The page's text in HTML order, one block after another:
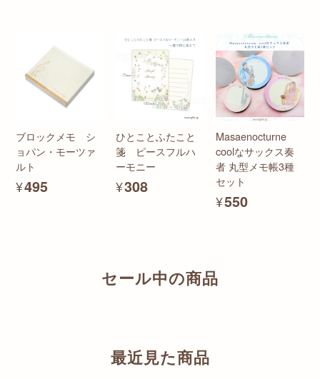
ブロックメモ シ
ョパン・モーツァ
ルト
¥495
ひとことふたこと
箋 ピースフルハ
ーモニー
¥308
Masaenocturne
coolなサックス奏
者 丸型メモ帳3種
セット
¥550
セール中の商品
最近見た商品